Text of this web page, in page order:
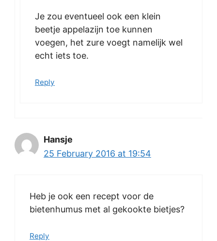
Je zou eventueel ook een klein
beetje appelazijn toe kunnen
voegen, het zure voegt namelijk wel
echt iets toe.
Reply
Hansje
25 February 2016 at 19:54
Heb je ook een recept voor de
bietenhumus met al gekookte bietjes?
Reply